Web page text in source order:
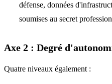
défense, données
soumises au secret
Axe 2 : Degré
Quatre niveaux également :